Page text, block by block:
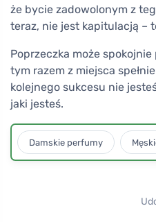
że bycie zadowolonym z
teraz, nie jest kapitulacją –
Poprzeczka może
tym razem z miejsca
kolejnego sukcesu nie
jaki jesteś.
Damskie perfumy